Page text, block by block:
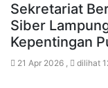
Sekretariat
Siber
Kepentingan
21 Apr 2026 , dilihat